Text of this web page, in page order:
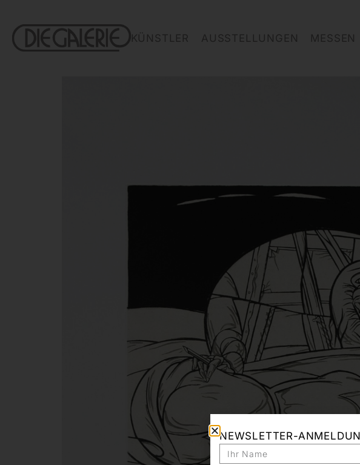
KÜNSTLER AUSSTELLUNGEN MESSEN
NEWSLETTER-